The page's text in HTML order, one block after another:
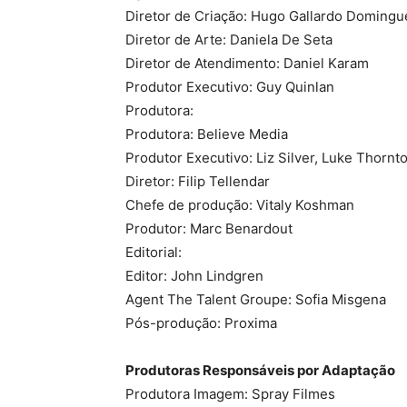
Diretor de Criação: Hugo Gallardo
Diretor de Arte: Daniela De Seta
Diretor de Atendimento: Daniel Karam
Produtor Executivo: Guy Quinlan
Produtora:
Produtora: Believe Media
Produtor Executivo: Liz Silver, Luke
Diretor: Filip Tellendar
Chefe de produção: Vitaly Koshman
Produtor: Marc Benardout
Editorial:
Editor: John Lindgren
Agent The Talent Groupe: Sofia Misgena
Pós-produção: Proxima
Produtoras Responsáveis por Adaptação
Produtora Imagem: Spray Filmes